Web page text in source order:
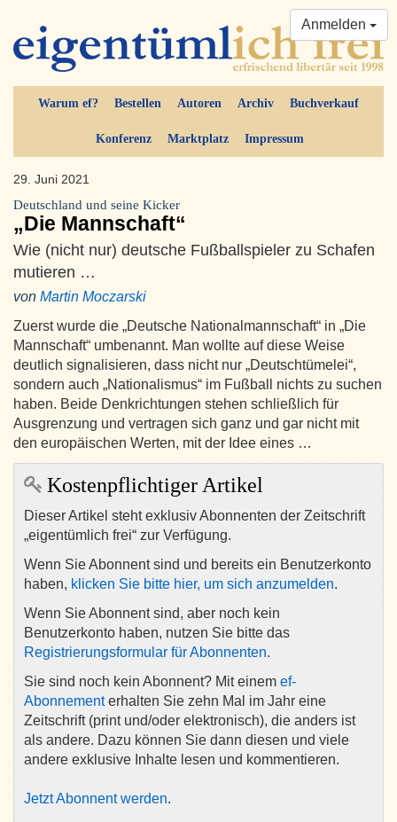
Warum ef? Bestellen Autoren Archiv Buchverkauf
Konferenz Marktplatz Impressum
Anmelden
29. Juni 2021
Deutschland und seine Kicker
„Die Mannschaft“
Wie (nicht nur) deutsche Fußballspieler zu Schafen
mutieren …
von Martin Moczarski
Zuerst wurde die „Deutsche Nationalmannschaft“ in „Die
Mannschaft“ umbenannt. Man wollte auf diese Weise
deutlich signalisieren, dass nicht nur „Deutschtümelei“,
sondern auch „Nationalismus“ im Fußball nichts zu suchen
haben. Beide Denkrichtungen stehen schließlich für
Ausgrenzung und vertragen sich ganz und gar nicht mit
den europäischen Werten, mit der Idee eines …
Kostenpflichtiger Artikel
Dieser Artikel steht exklusiv Abonnenten der Zeitschrift
„eigentümlich frei“ zur Verfügung.
Wenn Sie Abonnent sind und bereits ein Benutzerkonto
haben, klicken Sie bitte hier, um sich anzumelden.
Wenn Sie Abonnent sind, aber noch kein
Benutzerkonto haben, nutzen Sie bitte das
Registrierungsformular für Abonnenten.
Sie sind noch kein Abonnent? Mit einem ef-
Abonnementerhalten Sie zehn Mal im Jahr eine
Zeitschrift (print und/oder elektronisch), die anders ist
als andere. Dazu können Sie dann diesen und viele
andere exklusive Inhalte lesen und kommentieren.
Jetzt Abonnent werden.